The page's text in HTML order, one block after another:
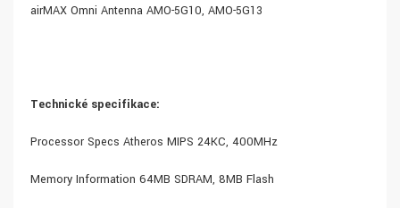
airMAX Omni Antenna AMO-5G10, AMO-5G13
Technické specifikace:
Processor Specs Atheros MIPS 24KC, 400MHz
Memory Information 64MB SDRAM, 8MB Flash